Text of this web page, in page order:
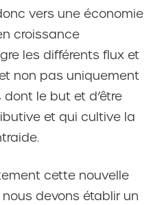
vers une économie
croissance
les différents flux et
non pas uniquement
le but et d’être
et qui cultive la
cette nouvelle
devons établir un